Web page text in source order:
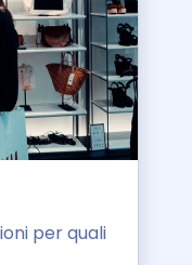
per quali